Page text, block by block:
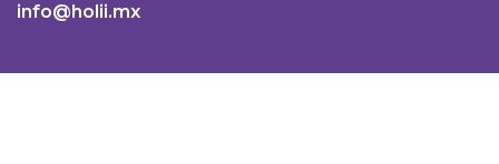
info@holii.mx